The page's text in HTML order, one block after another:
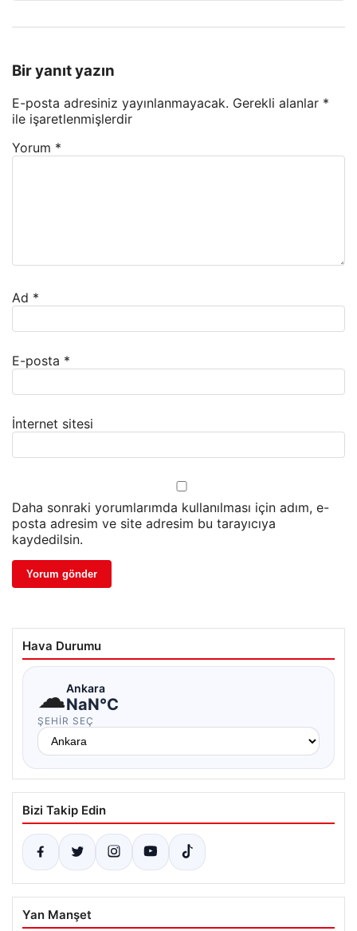
Bir yanıt yazın
E-posta adresiniz yayınlanmayacak. Gerekli alanlar *
ile işaretlenmişlerdir
Yorum *
Ad *
E-posta *
İnternet sitesi
Daha sonraki yorumlarımda kullanılması için adım, e-
posta adresim ve site adresim bu tarayıcıya
kaydedilsin.
Hava Durumu
☁Ankara
NaN°C
ŞEHIR SEÇ
Bizi Takip Edin
Yan Manşet